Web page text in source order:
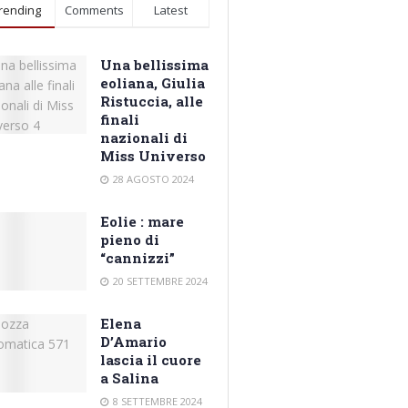
Comments Latest
Una bellissima
eoliana, Giulia
Ristuccia, alle
finali
nazionali di
Miss Universo
28 AGOSTO 2024
Eolie : mare
pieno di
“cannizzi”
20 SETTEMBRE 2024
Elena
D’Amario
lascia il cuore
a Salina
8 SETTEMBRE 2024